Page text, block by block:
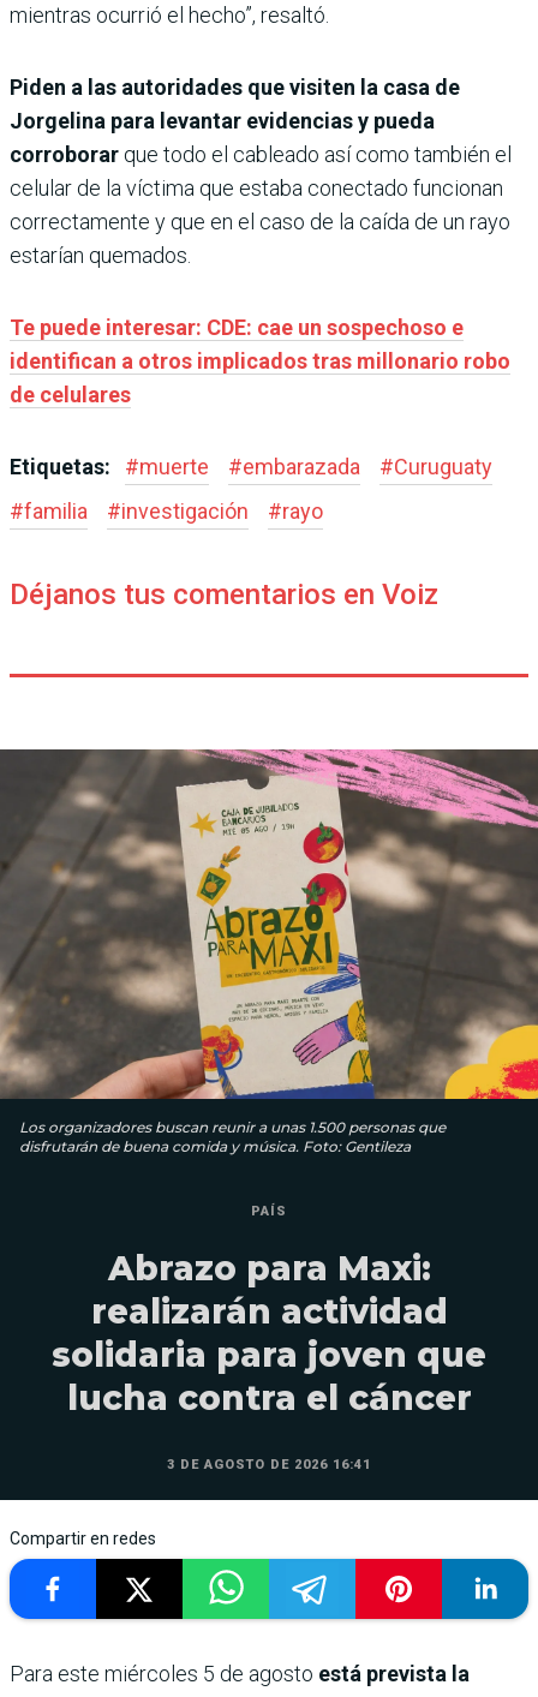
mientras ocurrió el hecho”, resaltó.
Piden a las autoridades que visiten la casa de
Jorgelina para levantar evidencias y pueda
corroborar que todo el cableado así como también el
celular de la víctima que estaba conectado funcionan
correctamente y que en el caso de la caída de un rayo
estarían quemados.
Te puede interesar: CDE: cae un sospechoso e
identifican a otros implicados tras millonario robo
de celulares
Etiquetas: #muerte #embarazada #Curuguaty
#familia #investigación #rayo
Déjanos tus comentarios en Voiz
Los organizadores buscan reunir a unas 1.500 personas que
disfrutarán de buena comida y música. Foto: Gentileza
PAÍS
Abrazo para Maxi:
realizarán actividad
solidaria para joven que
lucha contra el cáncer
3 DE AGOSTO DE 2026 16:41
Compartir en redes
Para este miércoles 5 de agosto está prevista la